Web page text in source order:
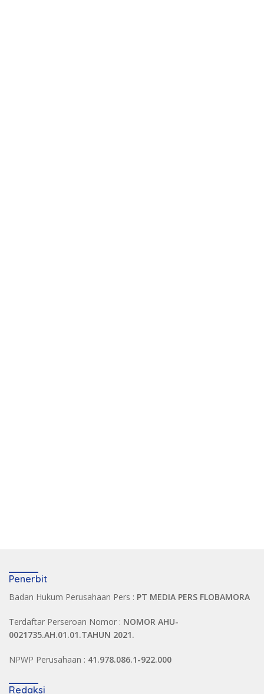
Penerbit
Badan Hukum Perusahaan Pers : PT MEDIA PERS FLOBAMORA
Terdaftar Perseroan Nomor : NOMOR AHU-
0021735.AH.01.01.TAHUN 2021.
NPWP Perusahaan : 41.978.086.1-922.000
Redaksi